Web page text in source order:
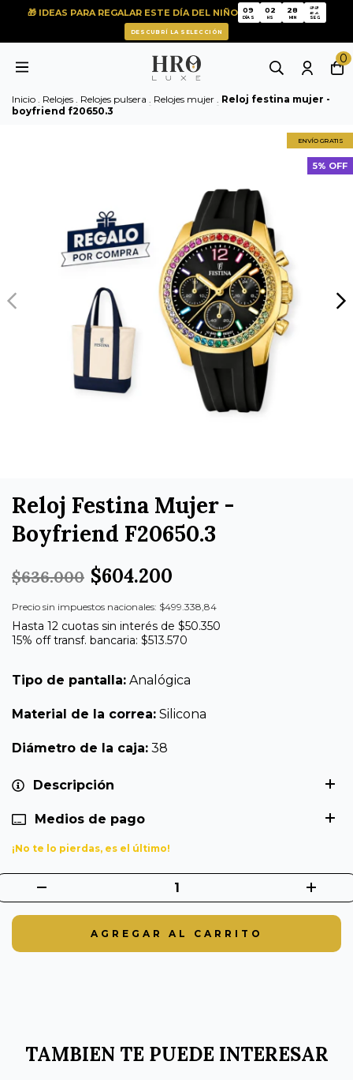
🎁 IDEAS PARA REGALAR ESTE DÍA DEL NIÑO
09
09
DÍAS
02
02
HS
28
28
MIN
54
54
SEG
DESCUBRÍ LA SELECCIÓN
0
Inicio Relojes Relojes pulsera Relojes mujer
Reloj festina mujer -
boyfriend f20650.3
ENVÍO GRATIS
5% OFF
Reloj Festina Mujer -
Boyfriend F20650.3
$636.000 $604.200
Precio sin impuestos nacionales: $499.338,84
Hasta 12 cuotas sin interés de $50.350
15% off transf. bancaria: $513.570
Tipo de pantalla: Analógica
Material de la correa: Silicona
Diámetro de la caja: 38
Descripción
Medios de pago
¡No te lo pierdas, es el último!
TAMBIEN TE PUEDE INTERESAR